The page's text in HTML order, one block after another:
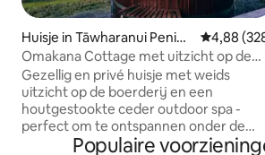
Huisje in Tāwharanui Penins
ula
4,88
Omakana Cottage met uitzicht op de
boerderij en een hot tub van cederhout
Gezellig en privé huisje met weids
uitzicht op de boerderij en een
houtgestookte ceder outdoor spa -
perfect om te ontspannen onder de
sterren. Geniet van een openPopulaire